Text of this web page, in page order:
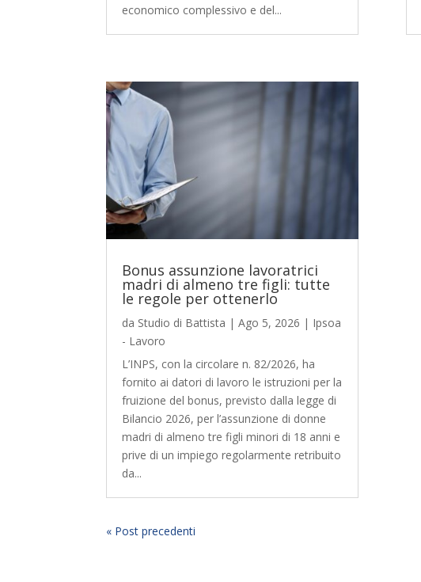
economico complessivo e del...
Bonus assunzione lavoratrici
madri di almeno tre figli: tutte
le regole per ottenerlo
da Studio di Battista |Ago 5, 2026 | Ipsoa
- Lavoro
L’INPS, con la circolare n. 82/2026, ha
fornito ai datori di lavoro le istruzioni per la
fruizione del bonus, previsto dalla legge di
Bilancio 2026, per l’assunzione di donne
madri di almeno tre figli minori di 18 anni e
prive di un impiego regolarmente retribuito
da...
« Post precedenti